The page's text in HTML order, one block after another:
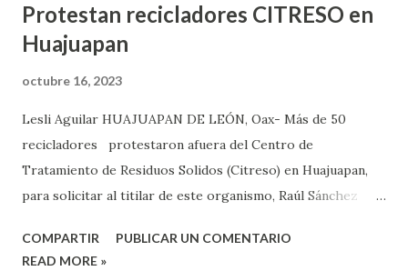
Protestan recicladores CITRESO en
Huajuapan
octubre 16, 2023
Lesli Aguilar HUAJUAPAN DE LEÓN, Oax- Más de 50
recicladores protestaron afuera del Centro de
Tratamiento de Residuos Solidos (Citreso) en Huajuapan,
para solicitar al titilar de este organismo, Raúl Sánchez
compactación de la basura que será llevada a la cementera
COMPARTIR
PUBLICAR UN COMENTARIO
READ MORE »